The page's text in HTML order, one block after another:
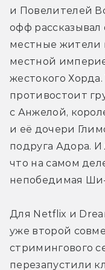
и Повелителей
офф рассказывал
местные
местной
жестокого
противостоит
с Анжелой,
и её дочери
подруга Адора.
что на самом
непобедимая
Для Netflix и
уже второй
стримингового